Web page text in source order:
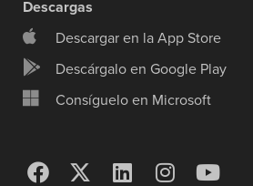
Descargas
Descargar en la App Store
Descárgalo en Google Play
Consíguelo en Microsoft